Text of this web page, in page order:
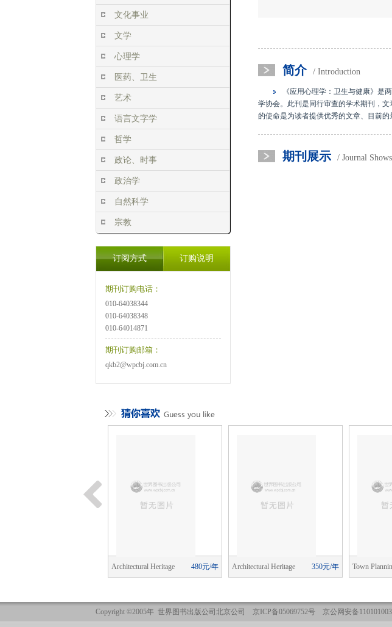
文化事业
文学
心理学
医药、卫生
艺术
语言文字学
哲学
政论、时事
政治学
自然科学
宗教
订阅方式 订购说明
期刊订购电话：
010-64038344
010-64038348
010-64014871
期刊订购邮箱：
qkb2@wpcbj.com.cn
简介 / Introduction
《应用心理学：卫生与健康》是
学协会。此刊是同行审查的学术期刊，
的使命是为读者提供优秀的文章、目前
期刊展示 / Journal Shows
480元/年
Architectural Heritage 350元/年
Architectural Heritage Town
Copyright ©2005年 世界图书出版公司北京公司 京ICP备05069752号 京公网安备